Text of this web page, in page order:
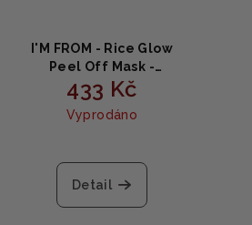
I'M FROM - Rice Glow
Peel Off Mask -
Peelingová maska pro
zářivou pleť 70g
433 Kč
Vyprodáno
Detail